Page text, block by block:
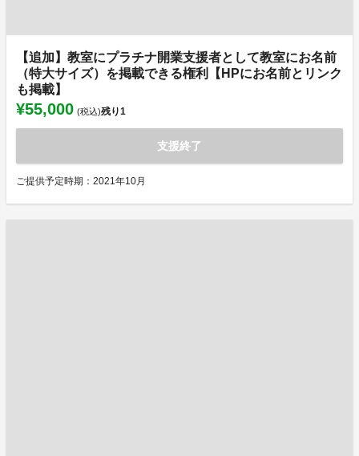
【追加】教室にプラチナ開業支援者として教室にお名前
（特大サイズ）を掲載できる権利【HPにお名前とリンク
も掲載】
¥55,000 (税込)残り1
支援終了
ご提供予定時期：2021年10月